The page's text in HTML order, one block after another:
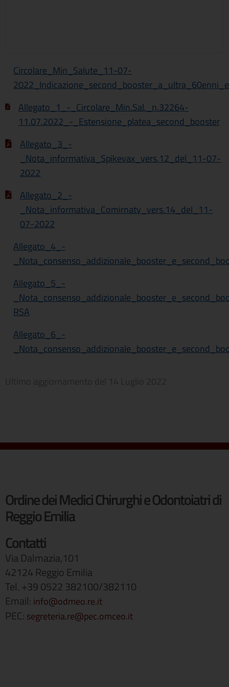
Circolare_Min_Salute_11-07-
Allegato_1_-_Circolare_Min.Sal._n.32264-
11.07.2022_-_Estensione_platea_second_booster
Allegato_3_-
_Nota_informativa_Spikevax_vers.12_del_11-07-
2022
Allegato_2_-
_Nota_informativa_Comirnaty_vers.14_del_11-
07-2022
Allegato_4_-
Allegato_5_-
RSA
Allegato_6_-
Ordine dei Medici Chirurghi e Odontoiatri di
Reggio Emilia
Contatti
Via Dalmazia,101
42124 Reggio Emilia
Tel. +39 0522 382100/382110
Email: info@odmeo.re.it
PEC: segreteria.re@pec.omceo.it